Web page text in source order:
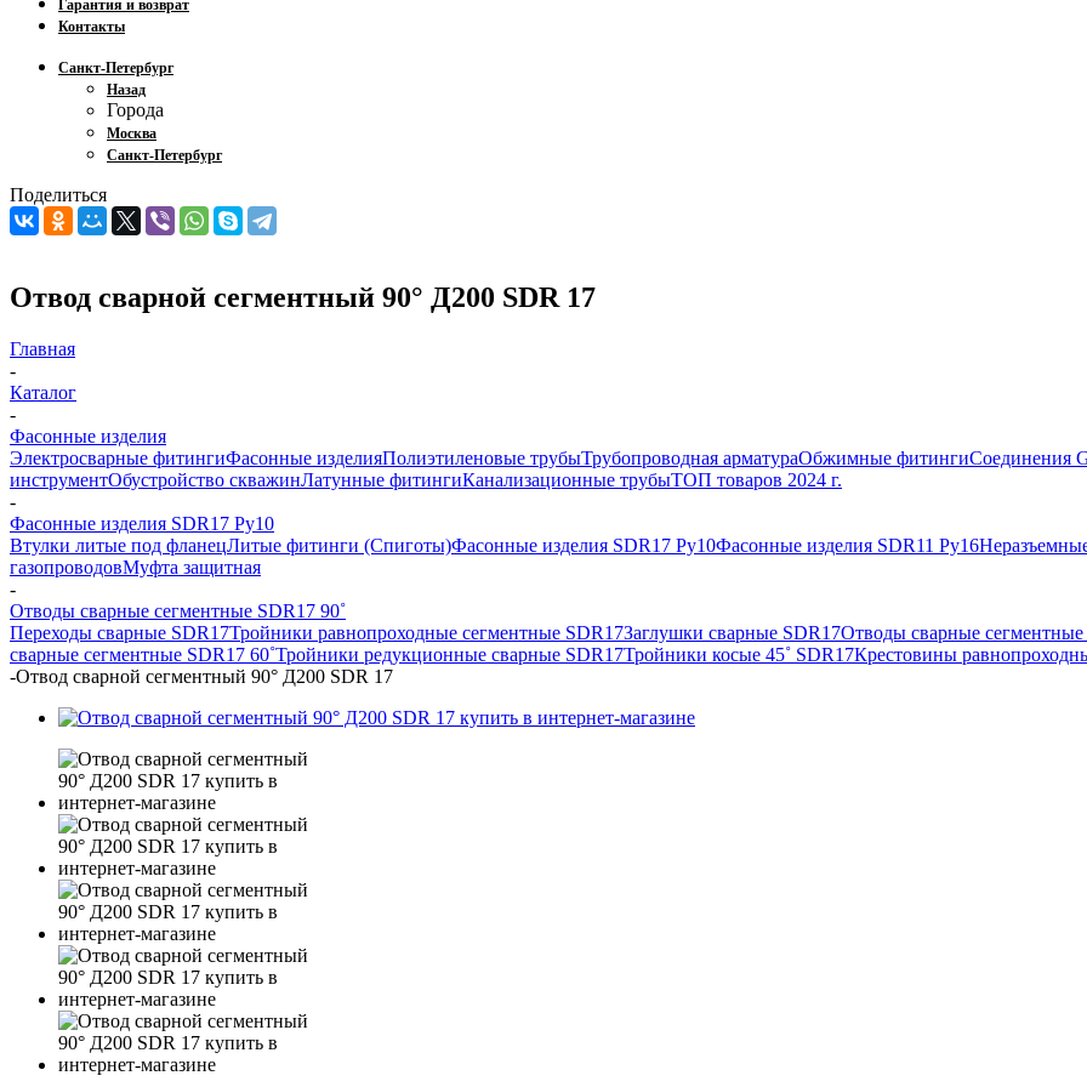
Гарантия и возврат
Контакты
Санкт-Петербург
Назад
Города
Москва
Санкт-Петербург
Поделиться
Отвод сварной сегментный 90° Д200 SDR 17
Главная
-
Каталог
-
Фасонные изделия
Электросварные фитингиФасонные изделияПолиэтиленовые трубыТрубопроводная арматураОбжимные фитингиСоединения
инструментОбустройство скважинЛатунные фитингиКанализационные трубыТОП товаров 2024 г.
-
Фасонные изделия SDR17 Ру10
Втулки литые под фланецЛитые фитинги (Спиготы)Фасонные изделия SDR17 Ру10Фасонные изделия SDR11 Ру16
газопроводовМуфта защитная
-
Отводы сварные сегментные SDR17 90˚
Переходы сварные SDR17Тройники равнопроходные сегментные SDR17Заглушки сварные SDR17Отводы сварные сегментные
сварные сегментные SDR17 60˚Тройники редукционные сварные SDR17Тройники косые 45˚ SDR17Крестовины
-Отвод сварной сегментный 90° Д200 SDR 17